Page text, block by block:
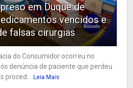
em Duque de
vencidos e
falsas cirurgias
do Consumidor ocorreu no
denúncia de paciente que perdeu
proced...
Leia Mais